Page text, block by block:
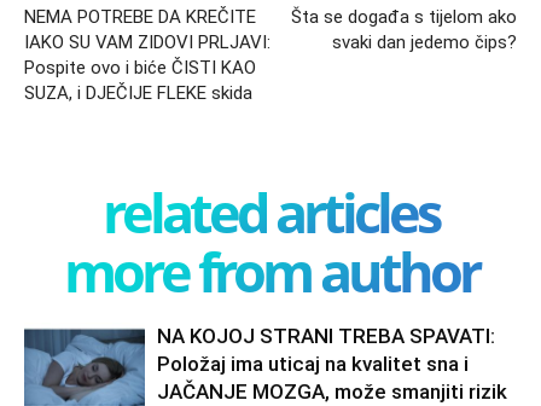
NEMA POTREBE DA KREČITE
IAKO SU VAM ZIDOVI PRLJAVI:
Pospite ovo i biće ČISTI KAO
SUZA, i DJEČIJE FLEKE skida
Šta se događa s tijelom ako
svaki dan jedemo čips?
related articles
more from author
NA KOJOJ STRANI TREBA SPAVATI:
Položaj ima uticaj na kvalitet sna i
JAČANJE MOZGA, može smanjiti rizik